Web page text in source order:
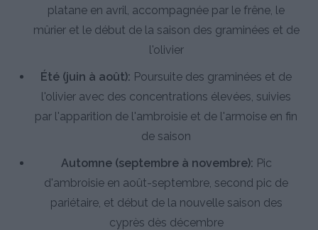
platane en avril, accompagnée par le frêne, le
mûrier et le début de la saison des graminées et de
l'olivier
Été (juin à août): Poursuite des graminées et de
l'olivier avec des concentrations élevées, suivies
par l'apparition de l'ambroisie et de l'armoise en fin
de saison
Automne (septembre à novembre): Pic
d'ambroisie en août-septembre, second pic de
pariétaire, et début de la nouvelle saison des
cyprès dès décembre